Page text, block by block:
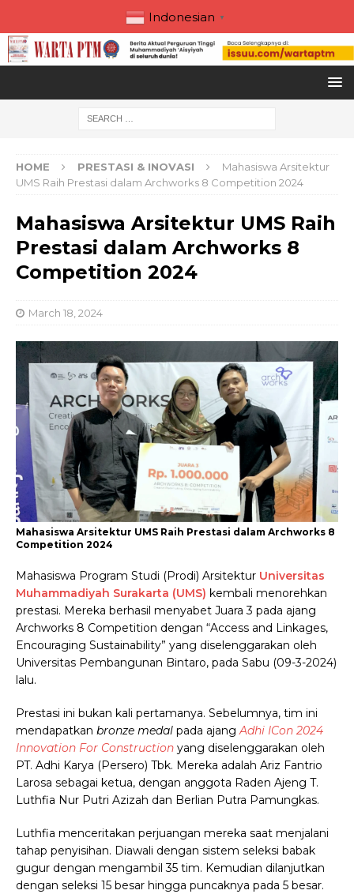
Indonesian ▼
HOME PRESTASI & INOVASI
Mahasiswa Arsitektur
UMS Raih Prestasi dalam Archworks 8 Competition 2024
Mahasiswa Arsitektur UMS Raih
Prestasi dalam Archworks 8
Competition 2024
March 18, 2024
Mahasiswa Arsitektur UMS Raih Prestasi dalam Archworks 8
Competition 2024
Mahasiswa Program Studi (Prodi) Arsitektur Universitas
Muhammadiyah Surakarta (UMS) kembali menorehkan
prestasi. Mereka berhasil menyabet Juara 3 pada ajang
Archworks 8 Competition dengan “Access and Linkages,
Encouraging Sustainability” yang diselenggarakan oleh
Universitas Pembangunan Bintaro, pada Sabu (09-3-2024)
lalu.
Prestasi ini bukan kali pertamanya. Sebelumnya, tim ini
mendapatkan bronze medal pada ajangAdhi ICon 2024
Innovation For Construction yang diselenggarakan oleh
PT. Adhi Karya (Persero) Tbk. Mereka adalah Ariz Fantrio
Larosa sebagai ketua, dengan anggota Raden Ajeng T.
Luthfia Nur Putri Azizah dan Berlian Putra Pamungkas.
Luthfia menceritakan perjuangan mereka saat menjalani
tahap penyisihan. Diawali dengan sistem seleksi babak
gugur dengan mengambil 35 tim. Kemudian dilanjutkan
dengan seleksi 15 besar hingga puncaknya pada 5 besar.